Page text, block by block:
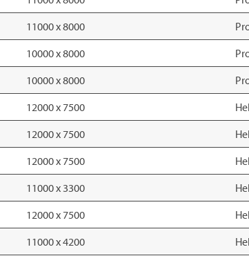
11000 x 8000
10000 x 8000
10000 x 8000
12000 x 7500
12000 x 7500
12000 x 7500
11000 x 3300
12000 x 7500
11000 x 4200